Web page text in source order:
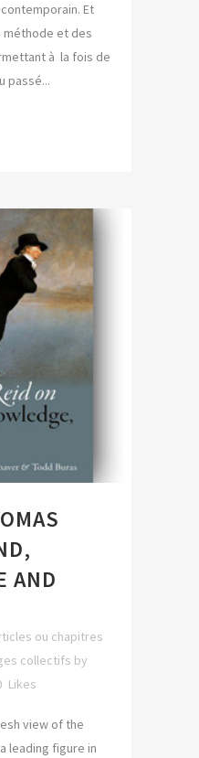
Et
méthode et des
à la fois de
passé...
AND
ou chapitres
collectifs by
Likes
view of the
leading figure in